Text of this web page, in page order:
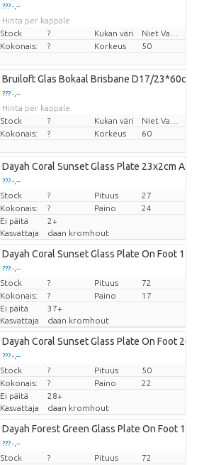
??? -,--
Hinta per kappale
Stock
? Kukan väri
Kokonais:
? Korkeus 50
Bruiloft Glas Bokaal Brisbane D17/23*60cm
??? -,--
Hinta per kappale
Stock
? Kukan väri
Kokonais:
? Korkeus 60
Dayah Coral Sunset Glass Plate 23x2cm Ass
??? -,--
Hinta per kappale
Stock ? Pituus
27
Kokonais:
? Paino
24
Ei päitä
2+
Kasvattaja
daan kromhout
Dayah Coral Sunset Glass Plate On Foot
??? -,--
Hinta per kappale
Stock ? Pituus
72
Kokonais:
? Paino
17
Ei päitä
37+
Kasvattaja
daan kromhout
Dayah Coral Sunset Glass Plate On Foot
??? -,--
Hinta per kappale
Stock ? Pituus
50
Kokonais:
? Paino
22
Ei päitä
28+
Kasvattaja
daan kromhout
Dayah Forest Green Glass Plate On Foot
??? -,--
Hinta per kappale
Stock ? Pituus
72